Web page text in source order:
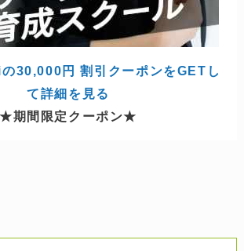
30,000円 割引クーポンをGETし
て詳細を見る
★期間限定クーポン★